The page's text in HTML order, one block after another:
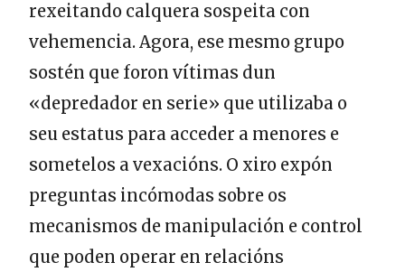
rexeitando calquera sospeita con
vehemencia. Agora, ese mesmo grupo
sostén que foron vítimas dun
«depredador en serie» que utilizaba o
seu estatus para acceder a menores e
sometelos a vexacións. O xiro expón
preguntas incómodas sobre os
mecanismos de manipulación e control
que poden operar en relacións